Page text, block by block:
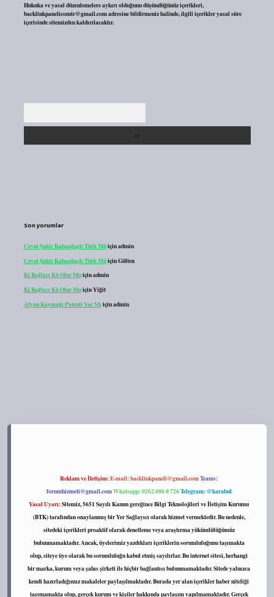
Hukuka ve yasal düzenlemelere aykırı olduğunu düşündüğünüz içerikleri,
backlinkpanelicomtr@gmail.comadresine bildirmeniz halinde, ilgili içerikler yasal süre
içerisinde sitemizden kaldırılacaktır.
Son yorumlar
Cevat Şakir Kabaağaçlı Türk Müiçinadmin
Cevat Şakir Kabaağaçlı Türk MüiçinGülten
Ki Bağlacı Kü Olur Muiçinadmin
Ki Bağlacı Kü Olur MuiçinYiğit
Afyon Kaymağı Patenti Var Mı içinadmin
Reklam ve İletişim:E-mail:backlinkpaneli@gmail.comTeams:
forumhizmeti@gmail.comWhatsapp: 0262 606 0 726Telegram: @karabul
Yasal Uyarı:Sitemiz, 5651 Sayılı Kanun gereğince Bilgi Teknolojileri ve İletişim Kurumu
(BTK) tarafından onaylanmış bir Yer Sağlayıcı olarak hizmet vermektedir. Bu nedenle,
sitedeki içerikleri proaktif olarak denetleme veya araştırma yükümlülüğümüz
bulunmamaktadır. Ancak, üyelerimiz yazdıkları içeriklerin sorumluluğunu taşımakta
olup, siteye üye olarak bu sorumluluğu kabul etmiş sayılırlar. Bu internet sitesi, herhangi
bir marka, kurum veya şahıs şirketi ile hiçbir bağlantısı bulunmamaktadır. Sitede yalnızca
kendi hazırladığımız makaleler paylaşılmaktadır. Burada yer alan içerikler haber niteliği
taşımamakta olup, gerçek kurum ve kişiler hakkında paylaşım yapılmamaktadır. Gerçek